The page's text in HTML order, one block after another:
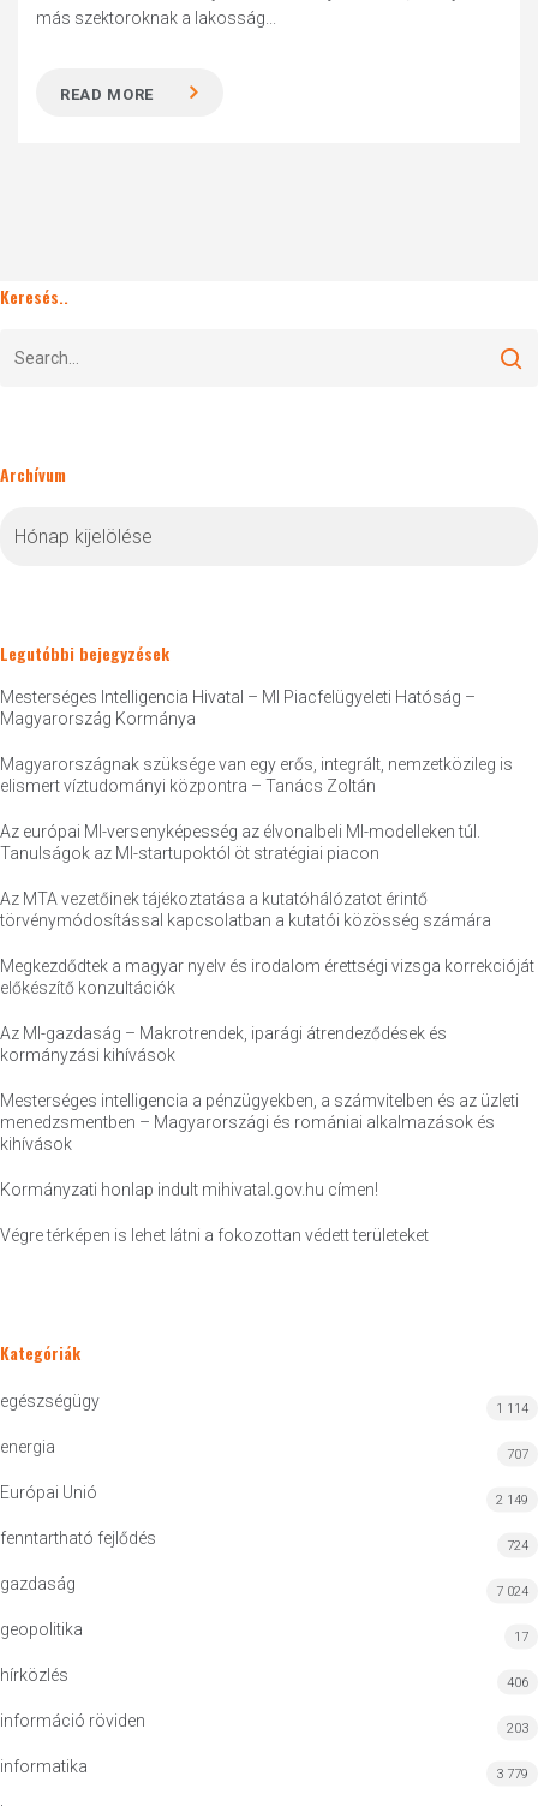
más szektoroknak a lakosság...
READ MORE
Keresés..
Archívum
Legutóbbi bejegyzések
Mesterséges Intelligencia Hivatal – MI Piacfelügyeleti Hatóság –
Magyarország Kormánya
Magyarországnak szüksége van egy erős, integrált, nemzetközileg is
elismert víztudományi központra – Tanács Zoltán
Az európai MI-versenyképesség az élvonalbeli MI-modelleken túl.
Tanulságok az MI-startupoktól öt stratégiai piacon
Az MTA vezetőinek tájékoztatása a kutatóhálózatot érintő
törvénymódosítással kapcsolatban a kutatói közösség számára
Megkezdődtek a magyar nyelv és irodalom érettségi vizsga korrekcióját
előkészítő konzultációk
Az MI-gazdaság – Makrotrendek, iparági átrendeződések és
kormányzási kihívások
Mesterséges intelligencia a pénzügyekben, a számvitelben és az üzleti
menedzsmentben – Magyarországi és romániai alkalmazások és
kihívások
Kormányzati honlap indult mihivatal.gov.hu címen!
Végre térképen is lehet látni a fokozottan védett területeket
Kategóriák
egészségügy 1 114
energia 707
Európai Unió 2 149
fenntartható fejlődés 724
gazdaság 7 024
geopolitika 17
hírközlés 406
információ röviden 203
informatika 3 779